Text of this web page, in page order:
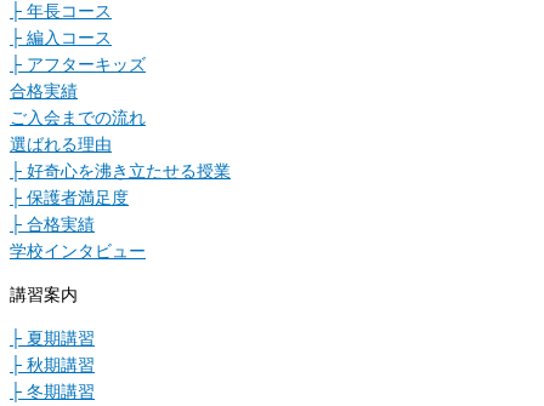
├ 年長コース
├ 編入コース
├ アフターキッズ
合格実績
ご入会までの流れ
選ばれる理由
├ 好奇心を沸き立たせる授業
├ 保護者満足度
├ 合格実績
学校インタビュー
講習案内
├ 夏期講習
├ 秋期講習
├ 冬期講習